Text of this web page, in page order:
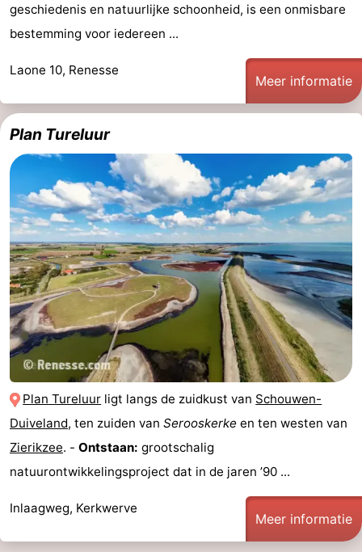
geschiedenis en natuurlijke schoonheid, is een onmisbare
bestemming voor iedereen ...
Laone 10, Renesse
Meer informatie
Plan Tureluur
Plan Tureluur ligt langs de zuidkust van Schouwen-
Duiveland, ten zuiden van Serooskerke en ten westen van
Zierikzee. - Ontstaan: grootschalig
natuurontwikkelingsproject dat in de jaren ’90 ...
Inlaagweg, Kerkwerve
Meer informatie